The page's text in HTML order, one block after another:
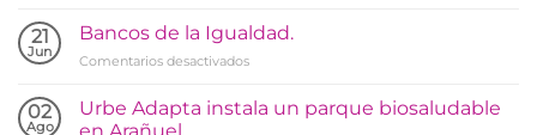
CALISTENIA
XIRIVELLA
21
Jun
Bancos de la Igualdad.
Comentarios desactivadosen
de
02
Ago
Urbe Adapta instala un parque biosaludable